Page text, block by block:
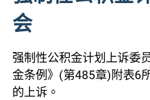
新闻
立法会事宜
刊物
其他资料
会
强制性公积金计划上诉委
金条例》(第485章)附表6
的上诉。